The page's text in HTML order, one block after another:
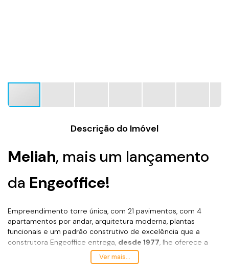
Descrição do Imóvel
Meliah, mais um lançamento
da Engeoffice!
Empreendimento torre única, com 21 pavimentos, com 4
apartamentos por andar, arquitetura moderna, plantas
funcionais e um padrão construtivo de excelência que a
construtora Engeoffice entrega, desde 1977 , lhe oferece a
oportunidade de você adquirir seu imóvel, para moradia,
veraneio ou investimento.
Ver mais...